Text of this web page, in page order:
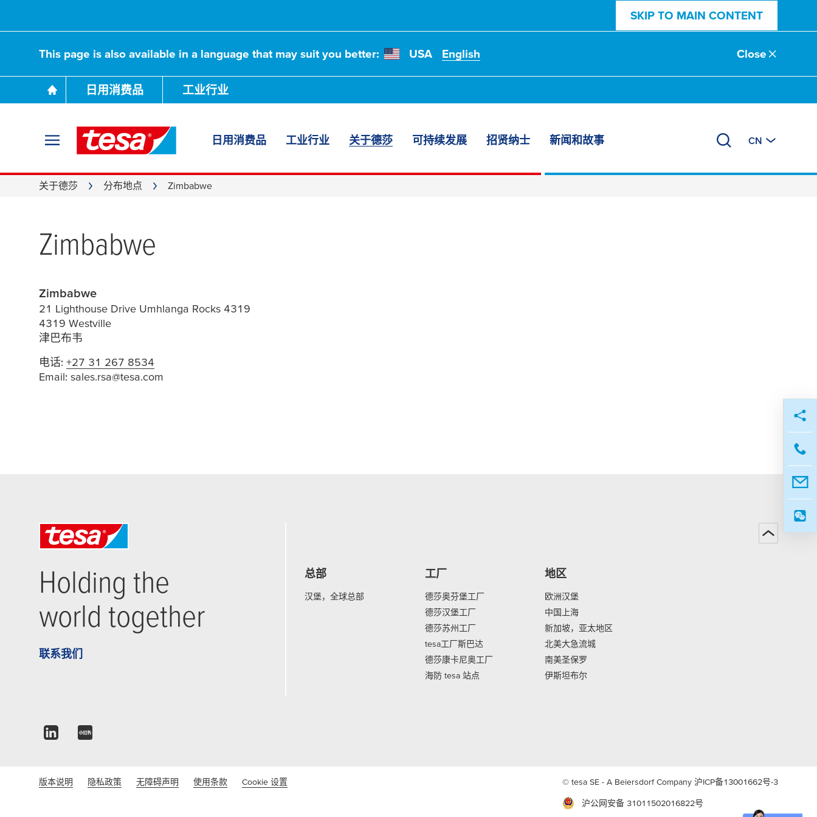
SKIP TO MAIN CONTENT
This page is also available in a language that may suit you better: USA English Close
日用消费品 工业行业
日用消费品 工业行业 关于德莎 可持续发展 招贤纳士 新闻和故事 CN
关于德莎 分布地点 Zimbabwe
Zimbabwe
Zimbabwe
21 Lighthouse Drive Umhlanga Rocks 4319
4319 Westville
津巴布韦
电话: +27 31 267 8534
Email: sales.rsa@tesa.com
Holding the
world together
联系我们
总部
汉堡，全球总部
工厂
德莎奥芬堡工厂
德莎汉堡工厂
德莎苏州工厂
tesa工厂斯巴达
德莎康卡尼奥工厂
海防 tesa 站点
地区
欧洲汉堡
中国上海
新加坡，亚太地区
北美大急流城
南美圣保罗
伊斯坦布尔
版本说明 隐私政策 无障碍声明 使用条款 Cookie 设置 © tesa SE - A Beiersdorf Company 沪ICP备13001662号-3
沪公网安备 31011502016822号